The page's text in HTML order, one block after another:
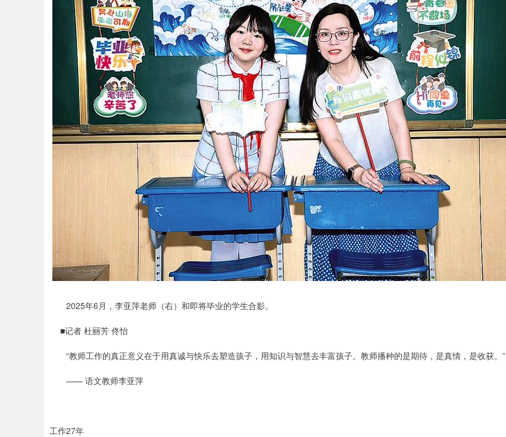
2025年6月，李亚萍老师（右）和即将毕业的学生合影。
■记者 杜丽芳 佟怡
“教师工作的真正意义在于用真诚与快乐去塑造孩子，用知识与智慧去丰富孩子。教师播种的是期待，是真情，是收获。”
—— 语文教师李亚萍
工作27年